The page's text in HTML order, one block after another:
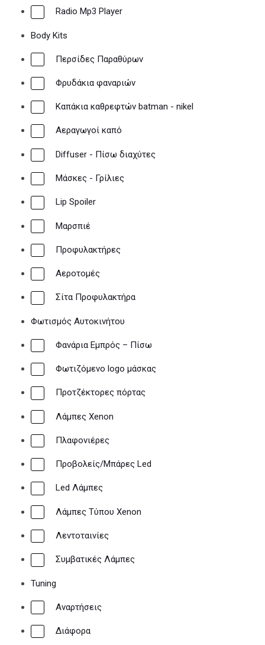
Radio Mp3 Player
Body Kits
Περσίδες Παραθύρων
Φρυδάκια φαναριών
Καπάκια καθρεφτών batman - nikel
Αεραγωγοί καπό
Diffuser - Πίσω διαχύτες
Μάσκες - Γρίλιες
Lip Spoiler
Μαρσπιέ
Προφυλακτήρες
Αεροτομές
Σίτα Προφυλακτήρα
Φωτισμός Αυτοκινήτου
Φανάρια Εμπρός – Πίσω
Φωτιζόμενο logo μάσκας
Προτζέκτορες πόρτας
Λάμπες Xenon
Πλαφονιέρες
Προβολείς/Μπάρες Led
Led Λάμπες
Λάμπες Τύπου Xenon
Λεντοταινίες
Συμβατικές Λάμπες
Tuning
Αναρτήσεις
Διάφορα